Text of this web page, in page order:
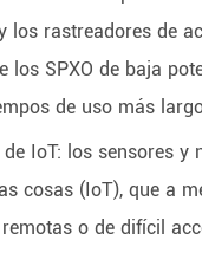
los rastreadores de
los SPXO de baja
de uso más
IoT: los sensores y
cosas (IoT), que a
o de difícil